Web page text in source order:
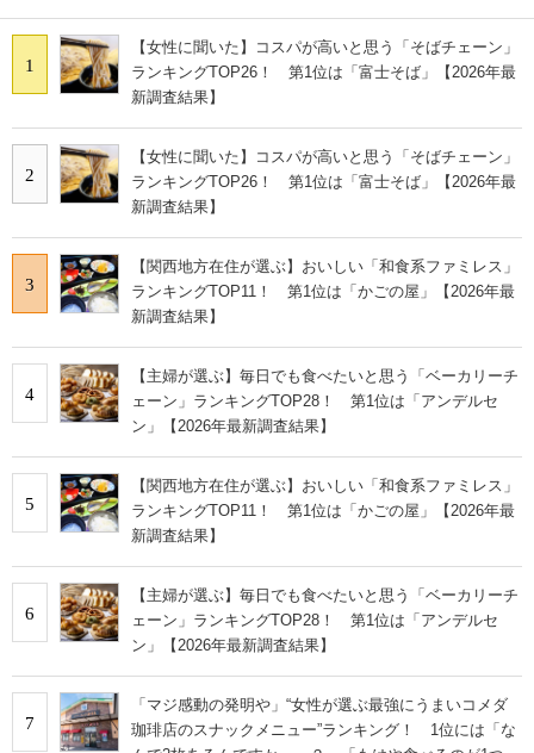
1
【女性に聞いた】コスパが高いと思う「そばチェーン」
ランキングTOP26！ 第1位は「富士そば」【2026年最
新調査結果】
2
【女性に聞いた】コスパが高いと思う「そばチェーン」
ランキングTOP26！ 第1位は「富士そば」【2026年最
新調査結果】
3
【関西地方在住が選ぶ】おいしい「和食系ファミレス」
ランキングTOP11！ 第1位は「かごの屋」【2026年最
新調査結果】
4
【主婦が選ぶ】毎日でも食べたいと思う「ベーカリーチ
ェーン」ランキングTOP28！ 第1位は「アンデルセ
ン」【2026年最新調査結果】
5
【関西地方在住が選ぶ】おいしい「和食系ファミレス」
ランキングTOP11！ 第1位は「かごの屋」【2026年最
新調査結果】
6
【主婦が選ぶ】毎日でも食べたいと思う「ベーカリーチ
ェーン」ランキングTOP28！ 第1位は「アンデルセ
ン」【2026年最新調査結果】
7
「マジ感動の発明や」“女性が選ぶ最強にうまいコメダ
珈琲店のスナックメニュー”ランキング！ 1位には「な